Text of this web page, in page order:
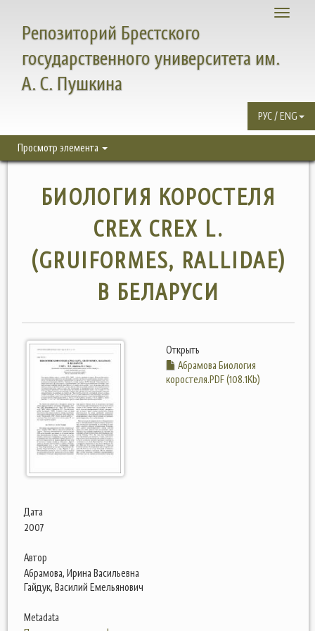
Toggle
Репозиторий Брестского
государственного университета им.
А. С. Пушкина
РУС / ENG
Просмотр элемента
БИОЛОГИЯ КОРОСТЕЛЯ
CREX CREX L.
(GRUIFORMES, RALLIDAE)
В БЕЛАРУСИ
Открыть
Абрамова Биология
коростеля.PDF (108.1Kb)
Дата
2007
Автор
Абрамова, Ирина Васильевна
Гайдук, Василий Емельянович
Metadata